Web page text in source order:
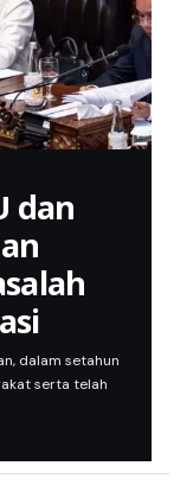
dan
dalam setahun
serta telah